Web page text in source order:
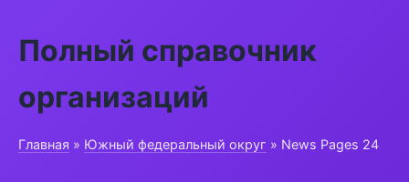
Полный справочник
организаций
Главная » Южный федеральный округ » News Pages 24